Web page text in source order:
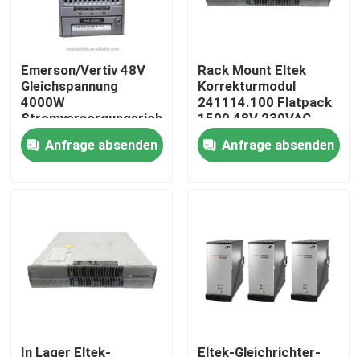
Produkte
Videos
Telekommunikationskabinett im Freien
Telekommunikationsbatterie
Netzwerk-Server-Rack-Schrank
Fernmelde- und Gleichstromsysteme
Emerson/Vertiv 48V
Gleichspannung
4000W
Stromversorgungsrichter
Modul für
Telekommunikationsnetzwerke
R48-4000e R48-4000
Anfrage absenden
Rack Mount Eltek
Korrekturmodul
241114.100 Flatpack
1500 48V 230VAC
Korrekturmodul
Anfrage absenden
In Lager Eltek- Eltek-Gleichrichter-